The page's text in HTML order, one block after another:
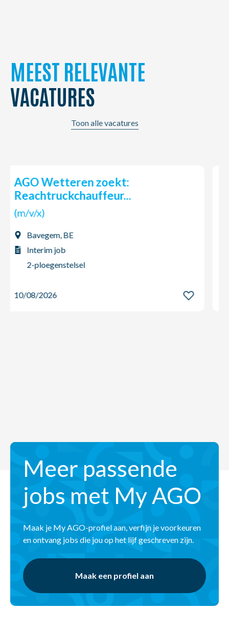
MEEST RELEVANTE
VACATURES
Toon alle vacatures
AGO Wetteren zoekt:
Onderhoudstechnieker...
(m/v/x)
Bavegem, BE
Vaste job
2-ploegenstelsel
10/08/2026
Meer passende
jobs met My AGO
Maak je My AGO-profiel aan, verfijn je voorkeuren
en ontvang jobs die jou op het lijf geschreven zijn.
Maak een profiel aan